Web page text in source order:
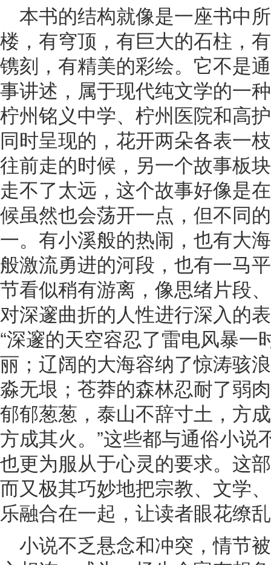
本书的结构就像是一座书中
楼，有穹顶，有巨大的石柱，
镌刻，有精美的彩绘。它不是
事讲述，属于现代纯文学的一
柠州铭义中学、柠州医院和高
同时呈现的，花开两朵各表一
往前走的时候，另一个故事板
走不了太远，这个故事好像是
候虽然也会荡开一点，但不同
一。有小溪般的热闹，也有大
般激流勇进的河段，也有一马
节看似稍有游离，像思绪片段
对深邃曲折的人性进行深入的
“深邃的天空容忍了雷电风暴一
丽；辽阔的大海容纳了惊涛骇
淼无垠；苍莽的森林忍耐了弱
郁郁葱葱，泰山不辞寸土，方
方成其火。”这些都与通俗小说
也更为服从于心灵的要求。这
而又极其巧妙地把宗教、文学
乐融合在一起，让读者眼花缭
小说不乏悬念和冲突，情节